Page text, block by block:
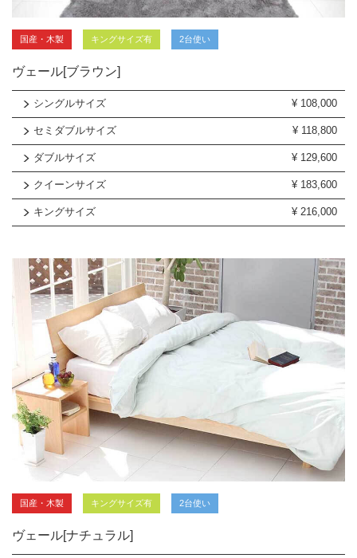
国産・木製 キングサイズ有 2台使い
ヴェール[ブラウン]
シングルサイズ ¥ 108,000
セミダブルサイズ ¥ 118,800
ダブルサイズ ¥ 129,600
クイーンサイズ ¥ 183,600
キングサイズ ¥ 216,000
国産・木製 キングサイズ有 2台使い
ヴェール[ナチュラル]